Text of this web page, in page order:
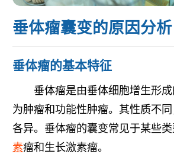
垂体瘤囊变的原因分析
垂体瘤的基本特征
垂体瘤是由垂体细胞增生形
为肿瘤和功能性肿瘤。其性质不
各异。垂体瘤的囊变常见于某些
素瘤和生长激素瘤。